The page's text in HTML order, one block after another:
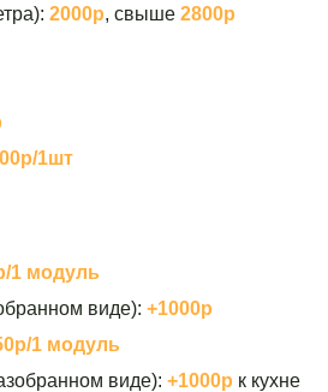
2000р, свыше 2800р
1шт
1 модуль
виде): +1000р
1 модуль
виде): +1000р к кухне